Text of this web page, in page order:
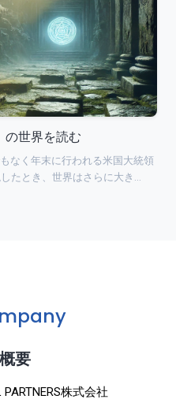
の世界を読む
なく年末に行われる米国大統領
たとき、世界はさらに大き…
要
株式会社